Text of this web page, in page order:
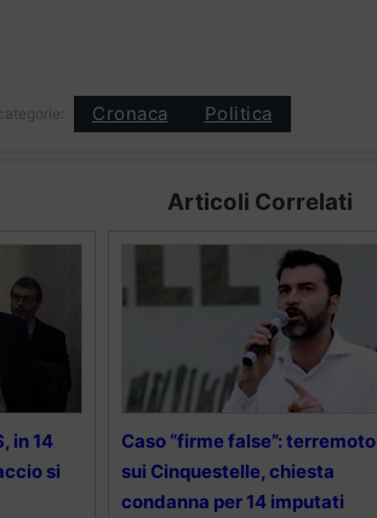
Cronaca Politica
Articoli Correlati
in 14
si
Caso “firme false”: terremoto
sui Cinquestelle, chiesta
condanna per 14 imputati